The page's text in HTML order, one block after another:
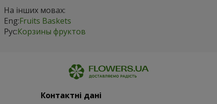
На інших мовах:
Eng:Fruits Baskets
Рус:Корзины фруктов
Контактні дані